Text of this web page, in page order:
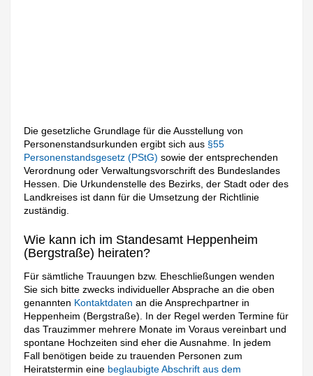
Die gesetzliche Grundlage für die Ausstellung von
Personenstandsurkunden ergibt sich aus §55
Personenstandsgesetz (PStG)sowie der entsprechenden
Verordnung oder Verwaltungsvorschrift des Bundeslandes
Hessen. Die Urkundenstelle des Bezirks, der Stadt oder des
Landkreises ist dann für die Umsetzung der Richtlinie
zuständig.
Wie kann ich im Standesamt Heppenheim
(Bergstraße) heiraten?
Für sämtliche Trauungen bzw. Eheschließungen wenden
Sie sich bitte zwecks individueller Absprache an die oben
genannten Kontaktdaten an die Ansprechpartner in
Heppenheim (Bergstraße). In der Regel werden Termine für
das Trauzimmer mehrere Monate im Voraus vereinbart und
spontane Hochzeiten sind eher die Ausnahme. In jedem
Fall benötigen beide zu trauenden Personen zum
Heiratstermin eine beglaubigte Abschrift aus dem